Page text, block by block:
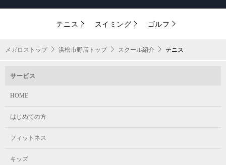
ないからスクールに通うのです。
です。
テニス スイミング ゴルフ
メガロストップ 浜松市野店トップ スクール紹介 テニス
サービス
HOME
はじめての方
フィットネス
キッズ